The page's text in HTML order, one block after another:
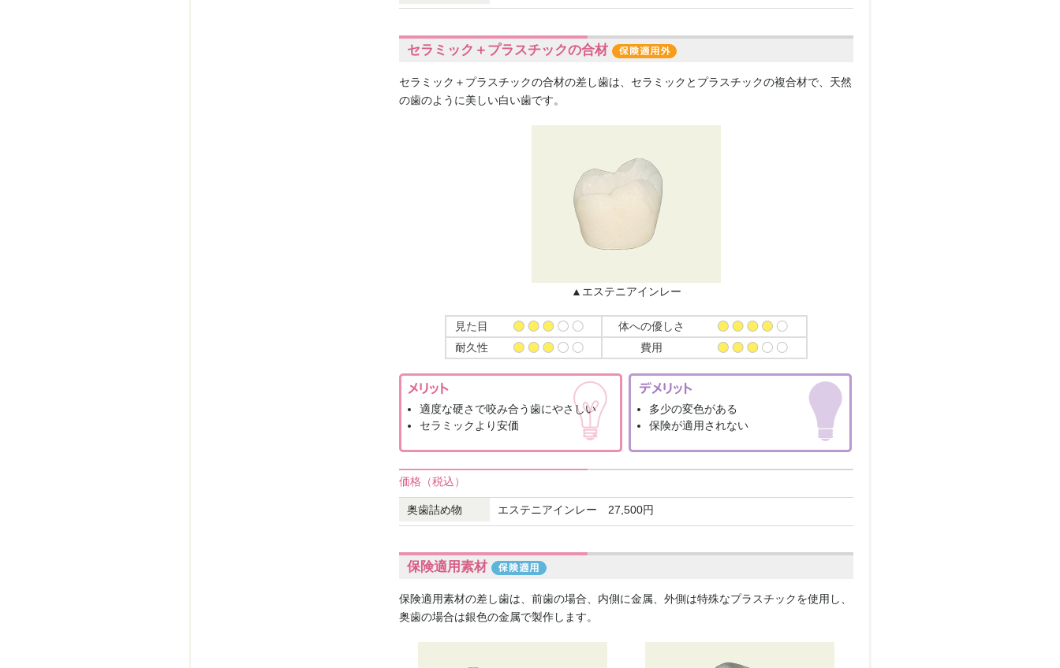
セラミック＋プラスチックの合材
セラミック＋プラスチックの合材の差し歯は、セラミックとプラスチックの複合材で、天然
の歯のように美しい白い歯です。
▲エステニアインレー
見た目
体への優しさ
耐久性
費用
適度な硬さで咬み合う歯にやさしい
セラミックより安価
多少の変色がある
保険が適用されない
価格（税込）
奥歯詰め物 エステニアインレー 27,500円
保険適用素材
保険適用素材の差し歯は、前歯の場合、内側に金属、外側は特殊なプラスチックを使用し、
奥歯の場合は銀色の金属で製作します。